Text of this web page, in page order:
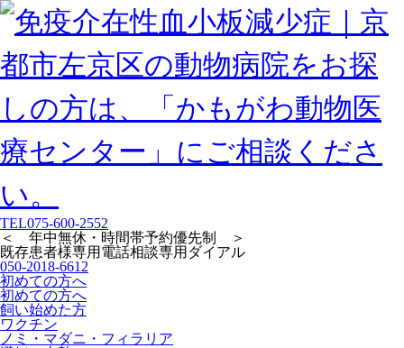
TEL075-600-2552
＜ 年中無休・時間帯予約優先制 ＞
既存患者様専用 電話相談専用ダイアル
050-2018-6612
初めての方へ
初めての方へ
飼い始めた方
ワクチン
ノミ・マダニ・フィラリア